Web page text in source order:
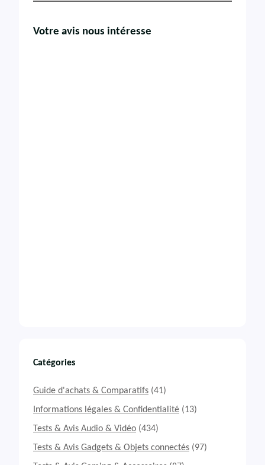
Votre avis nous intéresse
Catégories
Guide d'achats & Comparatifs (41)
Informations légales & Confidentialité (13)
Tests & Avis Audio & Vidéo (434)
Tests & Avis Gadgets & Objets connectés (97)